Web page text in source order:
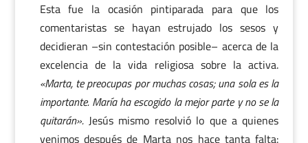
Esta fue la ocasión pintiparada para que los
comentaristas se hayan estrujado los sesos y
decidieran –sin contestación posible– acerca de la
excelencia de la vida religiosa sobre la activa.
«Marta, te preocupas por muchas cosas; una sola es la
importante. María ha escogido la mejor parte y no se la
quitarán». Jesús mismo resolvió lo que a quienes
venimos después de Marta nos hace tanta falta: